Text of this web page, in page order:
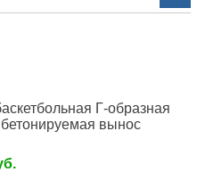
Г-образная
вынос